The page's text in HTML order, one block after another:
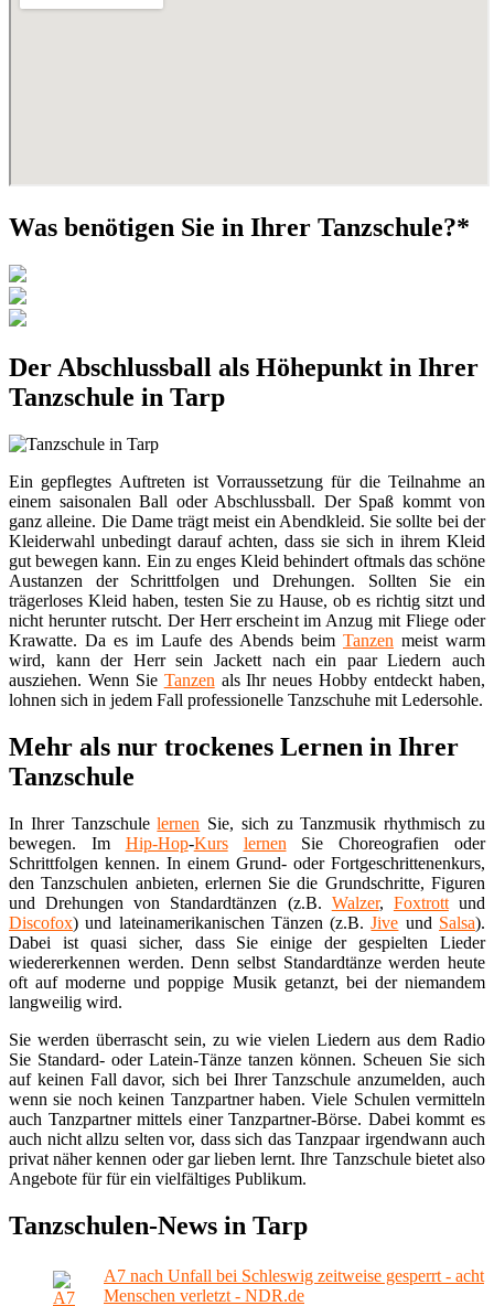
Was benötigen Sie in Ihrer Tanzschule?*
Der Abschlussball als Höhepunkt in Ihrer
Tanzschule in Tarp
Ein gepflegtes Auftreten ist Vorraussetzung für die Teilnahme an
einem saisonalen Ball oder Abschlussball. Der Spaß kommt von
ganz alleine. Die Dame trägt meist ein Abendkleid. Sie sollte bei der
Kleiderwahl unbedingt darauf achten, dass sie sich in ihrem Kleid
gut bewegen kann. Ein zu enges Kleid behindert oftmals das schöne
Austanzen der Schrittfolgen und Drehungen. Sollten Sie ein
trägerloses Kleid haben, testen Sie zu Hause, ob es richtig sitzt und
nicht herunter rutscht. Der Herr erscheint im Anzug mit Fliege oder
Krawatte. Da es im Laufe des Abends beim Tanzen meist warm
wird, kann der Herr sein Jackett nach ein paar Liedern auch
ausziehen. Wenn Sie Tanzen als Ihr neues Hobby entdeckt haben,
lohnen sich in jedem Fall professionelle Tanzschuhe mit Ledersohle.
Mehr als nur trockenes Lernen in Ihrer
Tanzschule
In Ihrer Tanzschulelernen Sie, sich zu Tanzmusik rhythmisch zu
bewegen. Im Hip-Hop-Kurs lernen Sie Choreografien oder
Schrittfolgen kennen. In einem Grund- oder Fortgeschrittenenkurs,
den Tanzschulen anbieten, erlernen Sie die Grundschritte, Figuren
und Drehungen von Standardtänzen (z.B. Walzer, Foxtrottund
Discofox) und lateinamerikanischen Tänzen (z.B.Jive und Salsa).
Dabei ist quasi sicher, dass Sie einige der gespielten Lieder
wiedererkennen werden. Denn selbst Standardtänze werden heute
oft auf moderne und poppige Musik getanzt, bei der niemandem
langweilig wird.
Sie werden überrascht sein, zu wie vielen Liedern aus dem Radio
Sie Standard- oder Latein-Tänze tanzen können. Scheuen Sie sich
auf keinen Fall davor, sich bei Ihrer Tanzschule anzumelden, auch
wenn sie noch keinen Tanzpartner haben. Viele Schulen vermitteln
auch Tanzpartner mittels einer Tanzpartner-Börse. Dabei kommt es
auch nicht allzu selten vor, dass sich das Tanzpaar irgendwann auch
privat näher kennen oder gar lieben lernt. Ihre Tanzschule bietet also
Angebote für für ein vielfältiges Publikum.
Tanzschulen-News in Tarp
A7 nach Unfall bei Schleswig zeitweise gesperrt - acht
Menschen verletzt - NDR.de